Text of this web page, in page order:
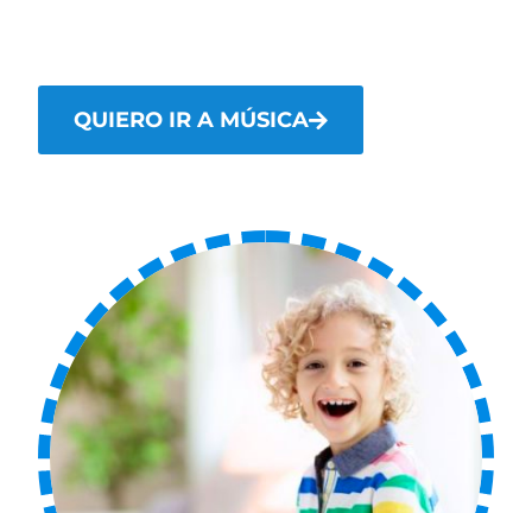
QUIERO IR A MÚSICA